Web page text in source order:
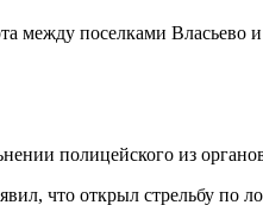
между поселками
полицейского из
что открыл стрельбу по